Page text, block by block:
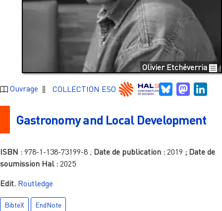
Olivier Etchéverria
Ouvrage COLLECTION ESO Bluesky
Gastronomy and Local Development
ISBN : 978-1-138-73199-8 ; Date de publication : 2019 ; Date de
soumission Hal : 2025
Edit. Routledge
BibteX EndNote